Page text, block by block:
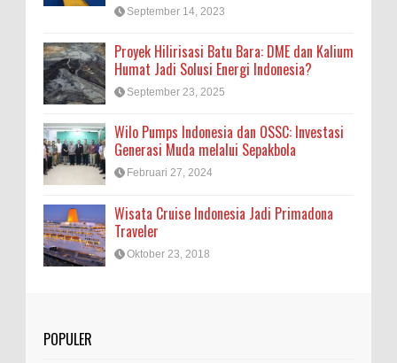
September 14, 2023
Proyek Hilirisasi Batu Bara: DME dan Kalium
Humat Jadi Solusi Energi Indonesia?
September 23, 2025
Wilo Pumps Indonesia dan OSSC: Investasi
Generasi Muda melalui Sepakbola
Februari 27, 2024
Wisata Cruise Indonesia Jadi Primadona
Traveler
Oktober 23, 2018
POPULER